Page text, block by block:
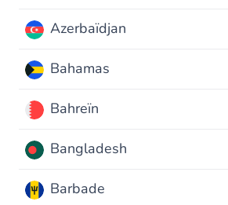
Azerbaïdjan
Bahamas
Bahreïn
Bangladesh
Barbade